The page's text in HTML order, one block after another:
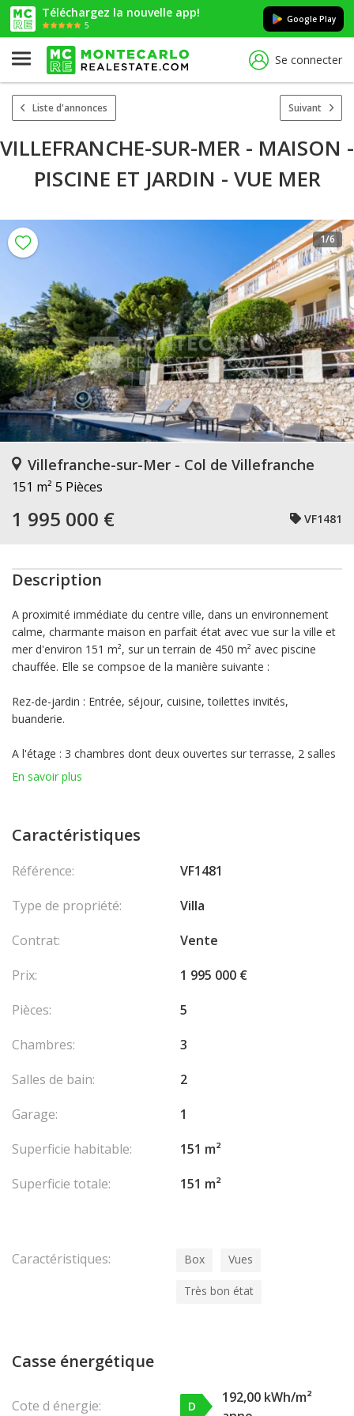
Téléchargez la nouvelle app!
5
Google Play
Se connecter
Liste d'annonces Suivant
VILLEFRANCHE-SUR-MER - MAISON -
PISCINE ET JARDIN - VUE MER
1/6
Villefranche-sur-Mer - Col de Villefranche
151 m² 5 Pièces
1 995 000 € VF1481
Description
A proximité immédiate du centre ville, dans un environnement
calme, charmante maison en parfait état avec vue sur la ville et
mer d'environ 151 m², sur un terrain de 450 m² avec piscine
chauffée. Elle se compsoe de la manière suivante :
Rez-de-jardin : Entrée, séjour, cuisine, toilettes invités,
buanderie.
A l'étage : 3 chambres dont deux ouvertes sur terrasse, 2 salles
de douche, 2 wc, rangements. Climatisation dans toutes les
chambres
fermé complètent ce bien.
Secteur recherché : A proximité du centre ville, des plages et des
Aeroport Nice 25 minutes - Monaco 20 minutes
honoraires sont à la charge du vendeur.
En savoir plus
Caractéristiques
Référence:
VF1481
Type de propriété:
Villa
Contrat:
Vente
Prix:
1 995 000 €
Pièces:
5
Chambres:
3
Salles de bain:
2
Garage:
1
Superficie habitable:
151 m²
Superficie totale:
151 m²
Caractéristiques: Box Vues
Très bon état
Casse énergétique
Cote d énergie: D
192,00 kWh/m²